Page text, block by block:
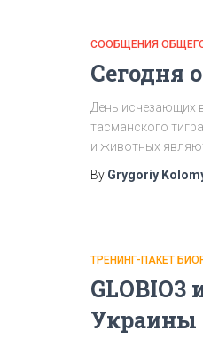
СООБЩЕНИЯ
Сегодня
День исчезающих
тасманского
и животных
By Grygoriy
ТРЕНИНГ-ПАКЕТ
GLOBIO3
Украины